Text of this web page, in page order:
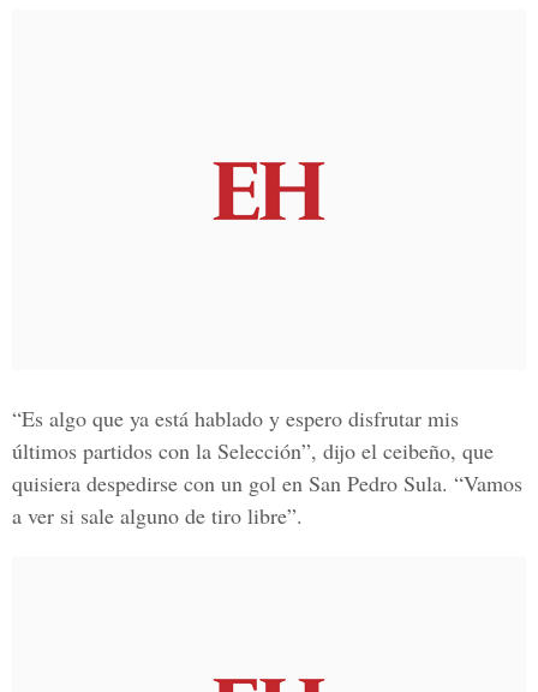
“Es algo que ya está hablado y espero disfrutar mis
últimos partidos con la Selección”, dijo el ceibeño, que
quisiera despedirse con un gol en San Pedro Sula. “Vamos
a ver si sale alguno de tiro libre”.